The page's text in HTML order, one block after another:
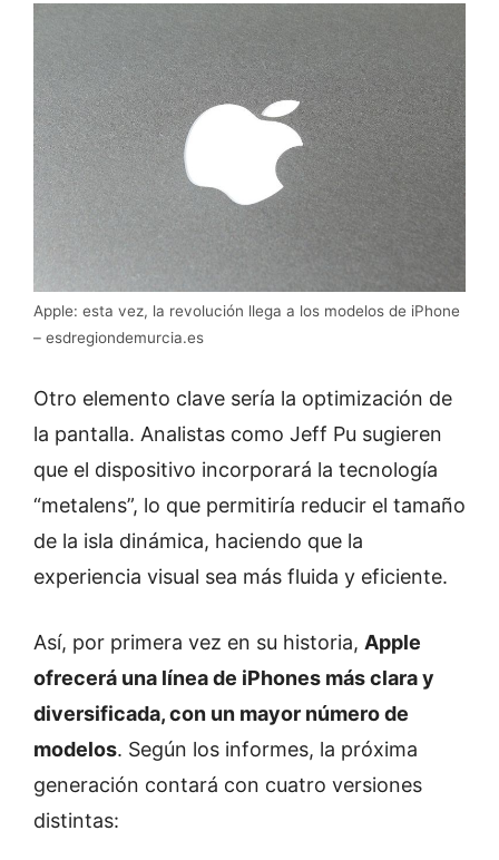
Apple: esta vez, la revolución llega a los modelos de iPhone
– esdregiondemurcia.es
Otro elemento clave sería la optimización de
la pantalla. Analistas como Jeff Pu sugieren
que el dispositivo incorporará la tecnología
“metalens”, lo que permitiría reducir el tamaño
de la isla dinámica, haciendo que la
experiencia visual sea más fluida y eficiente.
Así, por primera vez en su historia, Apple
ofrecerá una línea de iPhones más clara y
diversificada, con un mayor número de
modelos. Según los informes, la próxima
generación contará con cuatro versiones
distintas: